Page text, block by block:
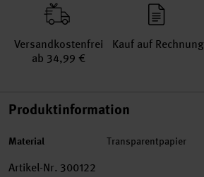
Versand­kosten­frei
ab 34,99 €
Kauf auf Rechnung
Produktinformation
Material Transparentpapier
Artikel-Nr. 300122